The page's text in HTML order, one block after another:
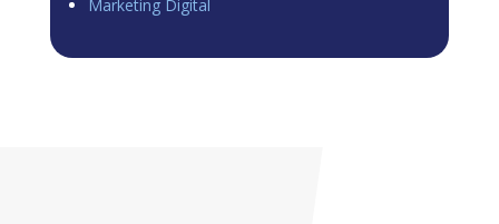
Marketing Digital